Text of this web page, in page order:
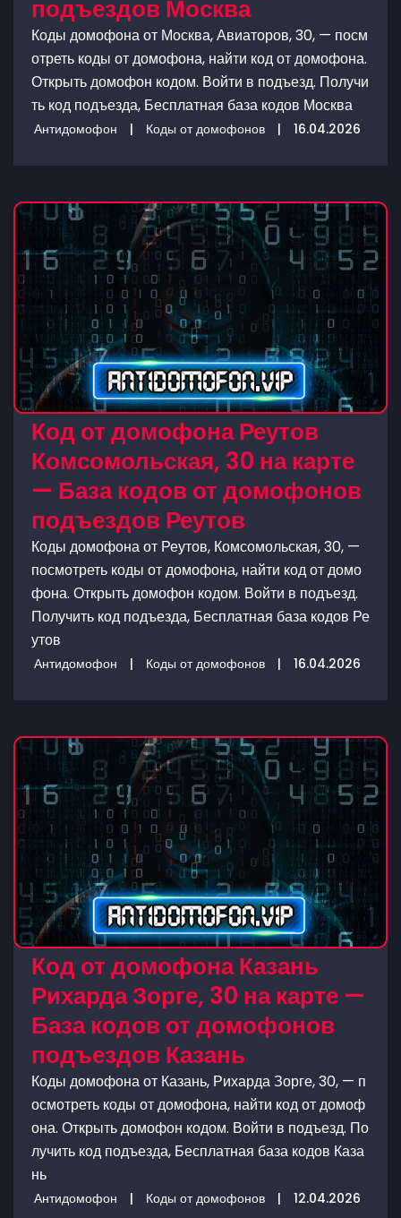
подъездов Москва
Коды домофона от Москва, Авиаторов, 30, — посм
отреть коды от домофона, найти код от домофона.
Открыть домофон кодом. Войти в подъезд. Получи
ть код подъезда, Бесплатная база кодов Москва
Антидомофон | Коды от домофонов | 16.04.2026
Код от домофона Реутов
Комсомольская, 30 на карте
— База кодов от домофонов
подъездов Реутов
Коды домофона от Реутов, Комсомольская, 30, —
посмотреть коды от домофона, найти код от домо
фона. Открыть домофон кодом. Войти в подъезд.
Получить код подъезда, Бесплатная база кодов Ре
утов
Антидомофон | Коды от домофонов | 16.04.2026
Код от домофона Казань
Рихарда Зорге, 30 на карте —
База кодов от домофонов
подъездов Казань
Коды домофона от Казань, Рихарда Зорге, 30, — п
осмотреть коды от домофона, найти код от домоф
она. Открыть домофон кодом. Войти в подъезд. По
лучить код подъезда, Бесплатная база кодов Каза
нь
Антидомофон | Коды от домофонов | 12.04.2026